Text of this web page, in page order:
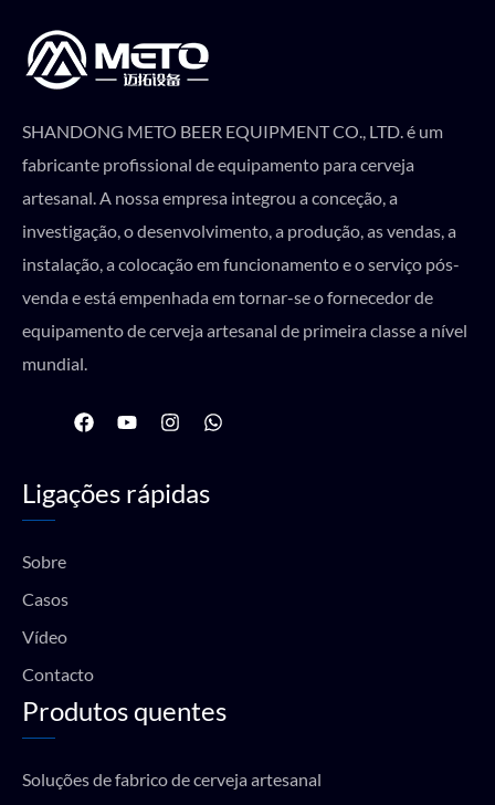
SHANDONG METO BEER EQUIPMENT CO., LTD. é um
fabricante profissional de equipamento para cerveja
artesanal. A nossa empresa integrou a conceção, a
investigação, o desenvolvimento, a produção, as vendas, a
instalação, a colocação em funcionamento e o serviço pós-
venda e está empenhada em tornar-se o fornecedor de
equipamento de cerveja artesanal de primeira classe a nível
mundial.
F
a
b
o
Y
o
u
b
I
n
a
g
W
h
Ligações rápidas
Sobre
Casos
Vídeo
Contacto
Produtos quentes
Soluções de fabrico de cerveja artesanal